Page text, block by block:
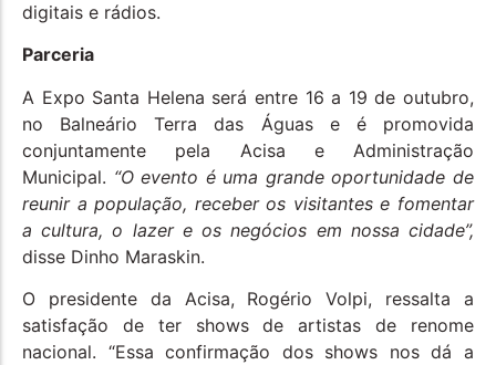
digitais e rádios.
Parceria
A Expo Santa Helena será entre 16 a 19 de outubro,
no Balneário Terra das Águas e é promovida
conjuntamente pela Acisa e Administração
Municipal. “O evento é uma grande oportunidade de
reunir a população, receber os visitantes e fomentar
a cultura, o lazer e os negócios em nossa cidade”,
disse Dinho Maraskin.
O presidente da Acisa, Rogério Volpi, ressalta a
satisfação de ter shows de artistas de renome
nacional. “Essa confirmação dos shows nos dá a